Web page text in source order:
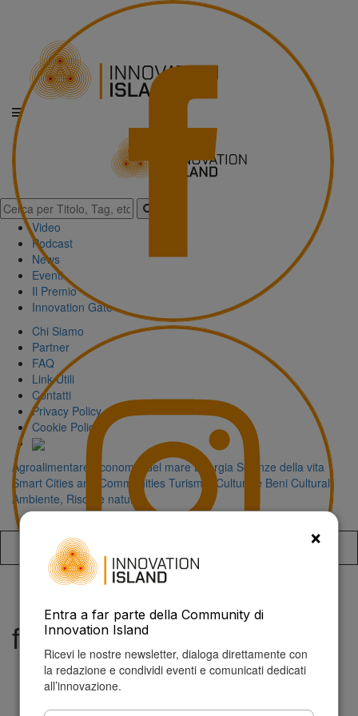
Video
Podcast
News
Eventi
Il Premio
Innovation Gate
Chi Siamo
Partner
FAQ
Link Utili
Contatti
Privacy Policy
Cookie Policy
Agroalimentare Economia del mare Energia Scienze della vita
Smart Cities and Communities Turismo, Cultura e Beni Culturali
Ambiente, Risorse naturali
fenolea
×
Entra a far parte della Community di
Innovation Island
Ricevi le nostre newsletter, dialoga direttamente con
la redazione e condividi eventi e comunicati dedicati
all’innovazione.